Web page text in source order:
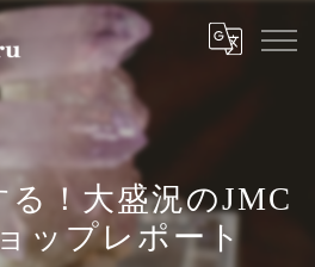
！大盛況のJMC
ップレポート